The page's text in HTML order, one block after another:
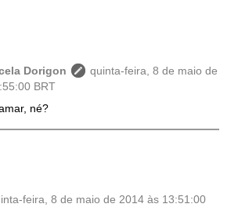
Dorigon
quinta-feira, 8 de maio de
BRT
né?
feira, 8 de maio de 2014 às 13:51:00